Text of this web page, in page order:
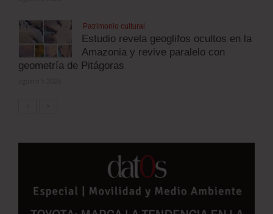
Patrimonio cultural
Estudio revela geoglifos ocultos en la
Amazonia y revive paralelo con
geometría de Pitágoras